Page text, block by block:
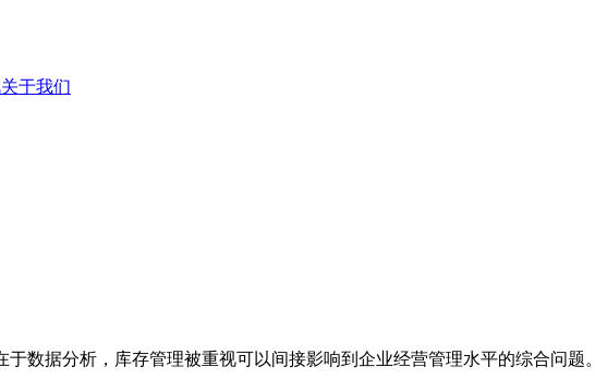
关于我们
据分析，库存管理被重视可以间接影响到企业经营管理水平的综合问题。